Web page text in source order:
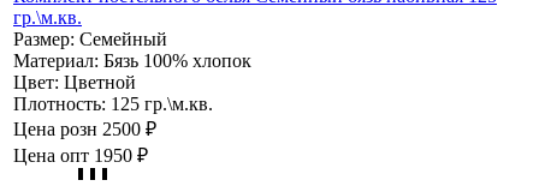
гр.\м.кв.
Размер: Семейный
Материал: Бязь 100% хлопок
Цвет: Цветной
Плотность: 125 гр.\м.кв.
Цена розн 2500 ₽
Цена опт 1950 ₽